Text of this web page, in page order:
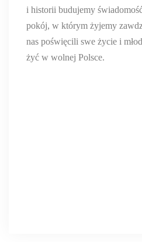
i historii budujemy
pokój, w którym żyjemy
nas poświęcili swe życie i
żyć w wolnej Polsce.